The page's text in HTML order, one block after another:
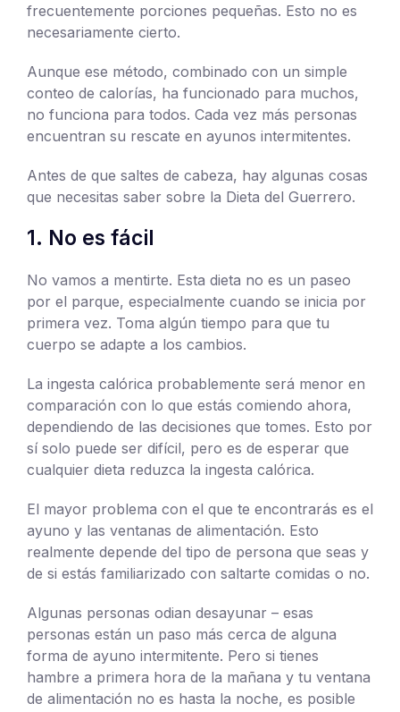
frecuentemente porciones pequeñas. Esto no es
necesariamente cierto.
Aunque ese método, combinado con un simple
conteo de calorías, ha funcionado para muchos,
no funciona para todos. Cada vez más personas
encuentran su rescate en ayunos intermitentes.
Antes de que saltes de cabeza, hay algunas cosas
que necesitas saber sobre la Dieta del Guerrero.
1. No es fácil
No vamos a mentirte. Esta dieta no es un paseo
por el parque, especialmente cuando se inicia por
primera vez. Toma algún tiempo para que tu
cuerpo se adapte a los cambios.
La ingesta calórica probablemente será menor en
comparación con lo que estás comiendo ahora,
dependiendo de las decisiones que tomes. Esto por
sí solo puede ser difícil, pero es de esperar que
cualquier dieta reduzca la ingesta calórica.
El mayor problema con el que te encontrarás es el
ayuno y las ventanas de alimentación. Esto
realmente depende del tipo de persona que seas y
de si estás familiarizado con saltarte comidas o no.
Algunas personas odian desayunar – esas
personas están un paso más cerca de alguna
forma de ayuno intermitente. Pero si tienes
hambre a primera hora de la mañana y tu ventana
de alimentación no es hasta la noche, es posible